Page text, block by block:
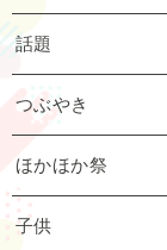
話題
つぶやき
ほかほか祭
子供